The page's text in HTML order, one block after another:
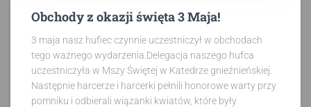
Obchody z okazji święta 3 Maja!
3 maja nasz hufiec czynnie uczestniczył w obchodach
tego ważnego wydarzenia.Delegacja naszego hufca
uczestniczyła w Mszy Świętej w Katedrze gnieźnieńskiej.
Następnie harcerze i harcerki pełnili honorowe warty przy
pomniku i odbierali wiązanki kwiatów, które były